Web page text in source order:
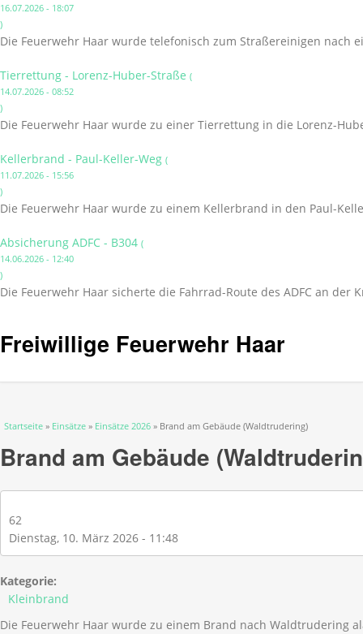
16.07.2026 - 18:07
)
Die Feuerwehr Haar wurde telefonisch zum Straßereinigen nach
Tierrettung - Lorenz-Huber-Straße (
14.07.2026 - 08:52
)
Die Feuerwehr Haar wurde zu einer Tierrettung in die Lorenz-
Kellerbrand - Paul-Keller-Weg (
11.07.2026 - 15:56
)
Die Feuerwehr Haar wurde zu einem Kellerbrand in den Paul-
Absicherung ADFC - B304 (
14.06.2026 - 12:40
)
Die Feuerwehr Haar sicherte die Fahrrad-Route des ADFC an der
Freiwillige Feuerwehr Haar
Sie sind hier
Startseite » Einsätze » Einsätze 2026 » Brand am Gebäude (Waldtrudering)
Brand am Gebäude
62
Dienstag, 10. März 2026 - 11:48
Kategorie:
Kleinbrand
Die Feuerwehr Haar wurde zu einem Brand nach Waldtrudering